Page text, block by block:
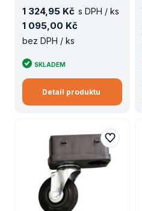
1 324, 95 Kč s DPH / ks
1 095,00 Kč
bez DPH / ks
SKLADEM
Detail produktu